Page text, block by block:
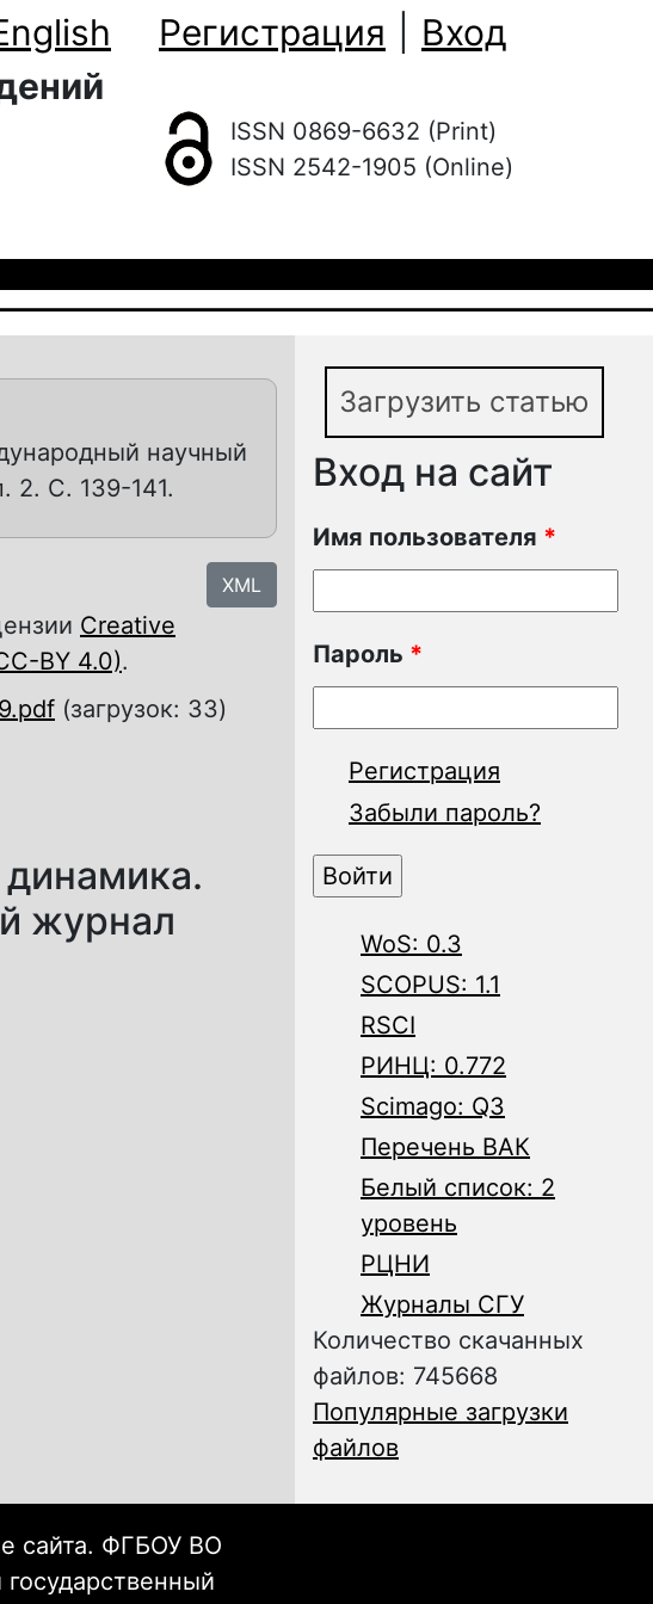
Регистрация
Вход
ISSN 0869-6632 (Print)
ISSN 2542-1905 (Online)
научный
2. С. 139-141.
XML
Creative
BY 4.0).
(загрузок: 33)
динамика.
журнал
Загрузить статью
Вход на сайт
Имя пользователя *
Пароль *
Регистрация
Забыли пароль?
WoS: 0.3
SCOPUS: 1.1
RSCI
РИНЦ: 0.772
Scimago: Q3
Перечень ВАК
Белый список: 2
уровень
РЦНИ
Журналы СГУ
Количество скачанных
файлов: 745668
Популярные загрузки
файлов
сайта. ФГБОУ ВО